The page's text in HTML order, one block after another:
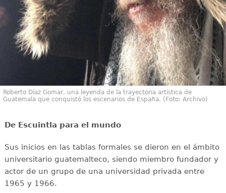
Roberto Díaz Gomar, una leyenda de la trayectoria artística de
Guatemala que conquistó los escenarios de España. (Foto: Archivo)
De Escuintla para el mundo
Sus inicios en las tablas formales se dieron en el ámbito
universitario guatemalteco, siendo miembro fundador y
actor de un grupo de una universidad privada entre
1965 y 1966.